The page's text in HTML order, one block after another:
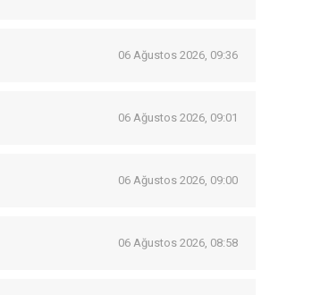
06 Ağustos 2026, 09:36
06 Ağustos 2026, 09:01
06 Ağustos 2026, 09:00
06 Ağustos 2026, 08:58